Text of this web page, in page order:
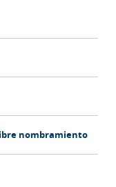
nombramiento